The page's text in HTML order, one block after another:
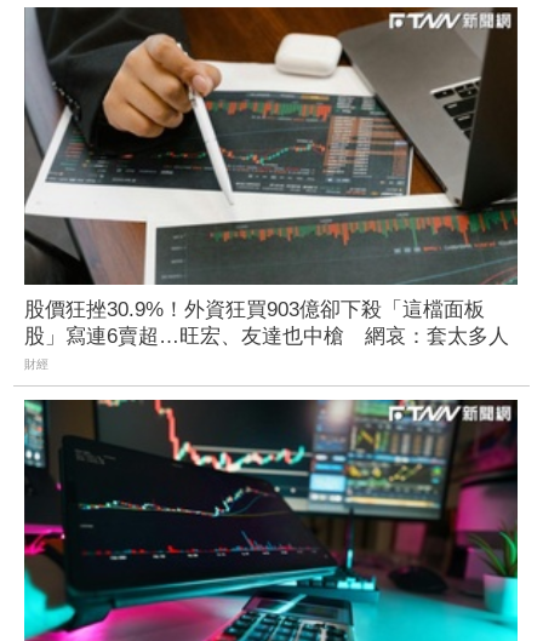
股價狂挫30.9%！外資狂買903億卻下殺「這檔面板
股」寫連6賣超…旺宏、友達也中槍 網哀：套太多人
財經